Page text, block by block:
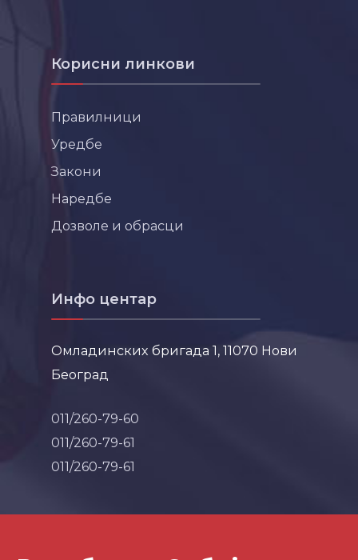
Корисни линкови
Правилници
Уредбе
Закони
Наредбе
Дозволе и обрасци
Инфо центар
Омладинских бригада 1, 11070 Нови
Београд
011/260-79-60
011/260-79-61
011/260-79-61